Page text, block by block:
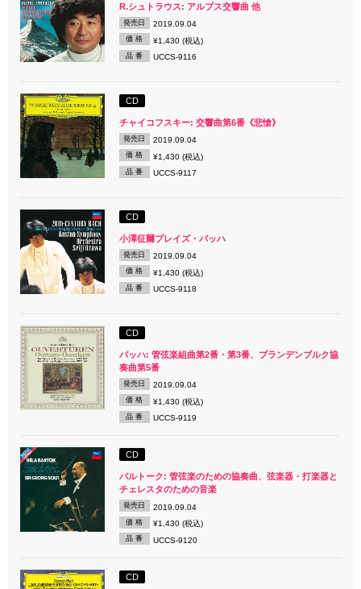
R.シュトラウス: アルプス交響曲 他
発売日 2019.09.04
価 格 ¥1,430 (税込)
品 番 UCCS-9116
CD
チャイコフスキー: 交響曲第6番《悲愴》
発売日 2019.09.04
価 格 ¥1,430 (税込)
品 番 UCCS-9117
CD
小澤征爾プレイズ・バッハ
発売日 2019.09.04
価 格 ¥1,430 (税込)
品 番 UCCS-9118
CD
バッハ: 管弦楽組曲第2番・第3番、ブランデンブルク協
奏曲第5番
発売日 2019.09.04
価 格 ¥1,430 (税込)
品 番 UCCS-9119
CD
バルトーク: 管弦楽のための協奏曲、弦楽器・打楽器と
チェレスタのための音楽
発売日 2019.09.04
価 格 ¥1,430 (税込)
品 番 UCCS-9120
CD